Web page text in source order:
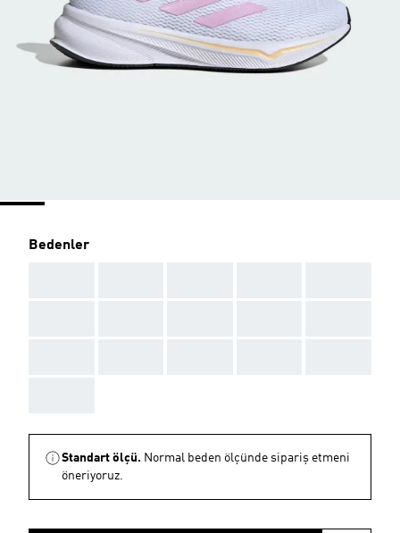
Bedenler
Standart ölçü. Normal beden ölçünde sipariş etmeni
öneriyoruz.